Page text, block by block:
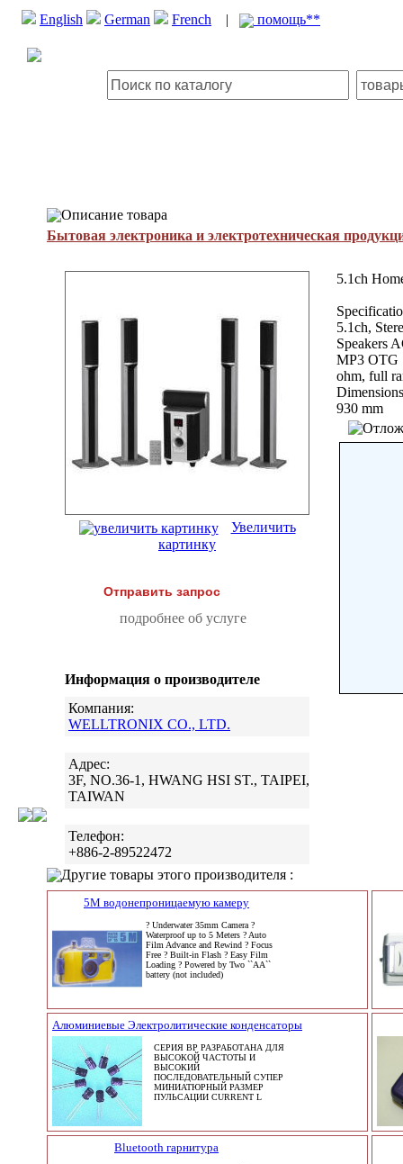
English German French | помощь**
Описание товара
Бытовая электроника и электротехническая
Увеличить
картинку
Отправить запрос
подробнее об услуге
Информация о производителе
Компания:
WELLTRONIX CO., LTD.
Адрес:
3F, NO.36-1, HWANG HSI ST., TAIPEI,
TAIWAN
Телефон:
+886-2-89522472
5.1ch
5.1ch,
Speakers
MP3 OTG
ohm, full
930 mm
Другие товары этого производителя :
5M водонепроницаемую камеру
? Underwater 35mm Camera ?
Waterproof up to 5 Meters ? Auto
Film Advance and Rewind ? Focus
Free ? Built-in Flash ? Easy Film
Loading ? Powered by Two ``AA``
battery (not included)
Алюминиевые Электролитические конденсаторы
СЕРИЯ BP РАЗРАБОТАНА ДЛЯ
ВЫСОКОЙ ЧАСТОТЫ И
ВЫСОКИЙ
ПОСЛЕДОВАТЕЛЬНЫЙ СУПЕР
МИНИАТЮРНЫЙ РАЗМЕР
ПУЛЬСАЦИИ CURRENT L
Bluetooth гарнитура